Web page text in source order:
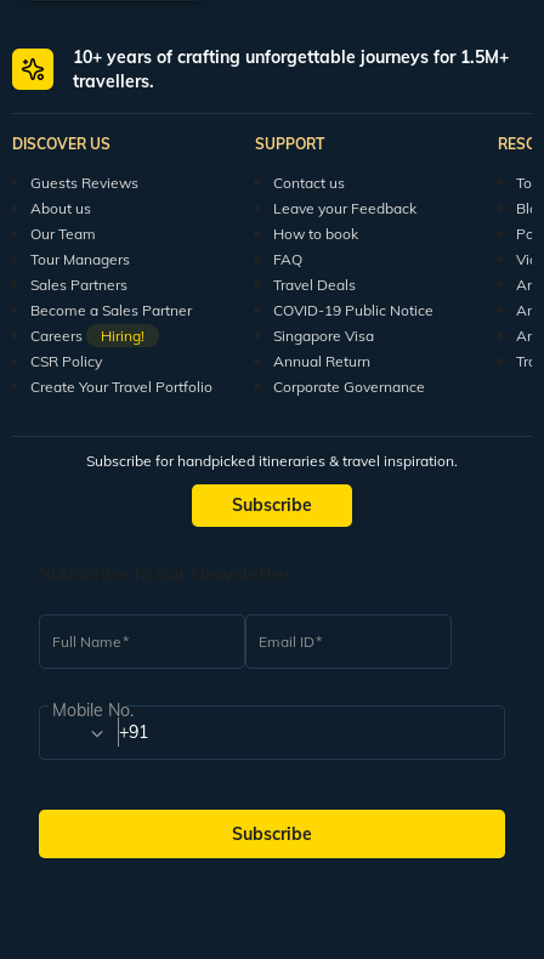
10+ years of crafting unforgettable journeys for 1.5M+
travellers.
DISCOVER US
Guests Reviews
About us
Our Team
Tour Managers
Sales Partners
Become a Sales Partner
Careers
Hiring!
CSR Policy
Create Your Travel Portfolio
SUPPORT
Contact us
Leave your Feedback
How to book
FAQ
Travel Deals
COVID-19 Public Notice
Singapore Visa
Annual Return
Corporate Governance
Subscribe for handpicked itineraries & travel inspiration.
Subscribe
Full Name Email ID
Mobile No.
+91
Subscribe